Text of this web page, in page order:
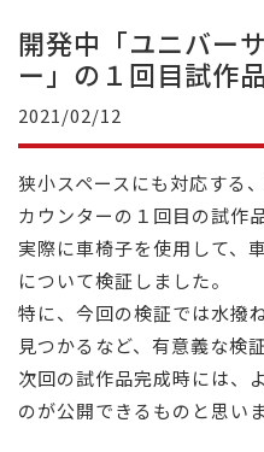
開発中「ユニバー
ー」の１回目試作
2021/02/12
狭小スペースにも対応する
カウンターの１回目の試作
実際に車椅子を使用して、
について検証しました。
特に、今回の検証では水撥
見つかるなど、有意義な検
次回の試作品完成時には、
のが公開できるものと思いま